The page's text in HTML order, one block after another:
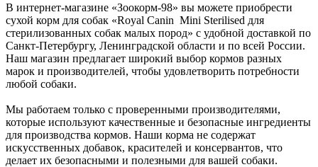
В интернет-магазине «Зоокорм-98» вы можете приобрести
сухой корм для собак «Royal Canin Mini Sterilised для
стерилизованных собак малых пород» с удобной доставкой по
Санкт-Петербургу, Ленинградской области и по всей России.
Наш магазин предлагает широкий выбор кормов разных
марок и производителей, чтобы удовлетворить потребности
любой собаки.
Мы работаем только с проверенными производителями,
которые используют качественные и безопасные ингредиенты
для производства кормов. Наши корма не содержат
искусственных добавок, красителей и консервантов, что
делает их безопасными и полезными для вашей собаки.